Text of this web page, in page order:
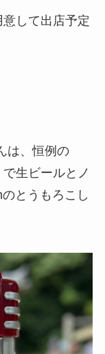
して出店予定
は、恒例の
生ビールとノ
とうもろこし